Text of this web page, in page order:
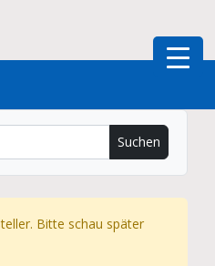
Bitte schau später